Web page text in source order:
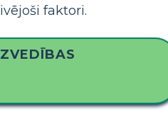
faktori.